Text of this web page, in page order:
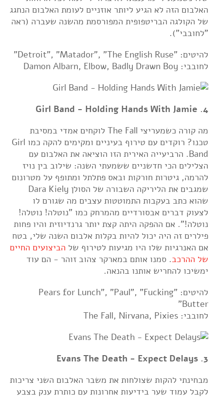
האלבום הזה לא הגיע ליותר אוזניים לעומת האלבום הנחגג
של הקולגה הבריטפופית המפורסמת מהשנה שעברה (ראה
"לחובבי").
להיטים: "Detroit", "Matador", "The English Ruse"
לחובבי: Damon Albarn, Elbow, Badly Drawn Boy
4. Girl Band - Holding Hands With Jamie
מה קורה כשמעריצי The Fall לוקחים אמדי במסיבת
טכנו? רוקדים עם טירוף בעיניים ומקימים להקה כמו Girl
Band. הרביעייה האירית הזו הוציאה את האלבום עם
הצלילים הכי חדשניים ששמעתי השנה: שילוב בין נויז
להרמה, גיטרות חורקות ובאס פתלתל ומתופף על מטרונום
שמגבים את הליריקה השבורה של הסולן Dara Kiely
שהוא כתב בעקבות התמוטטות עצבים מה שגורם לו
לצעוק דברים אבסורדיים מהמרחק כמו "נוטלה! נוטלה!
נוטלה!". אם ההפקה היתה קצת יותר גרנדיוזית והיו פחות
פילרים זה היה יכול להיות בקלות אלבום השנה שלי, בטח
אם האנרגיות שלו היו מגיעות לטירוף של הביצועים החיים
של ההרכב. סמנו אותם במארקר צהוב זוהר - הם עוד
ימשיכו להחריש אותנו בהנאה.
להיטים: "Pears for Lunch", "Paul", "Fucking
Butter"
לחובבי: The Fall, Nirvana, Pixies
3. Evans The Death - Expect Delays
מבחינתי להקות שצולחות את משבר האלבום השני צריכות
לקבל עמוד שער בידיעות אחרונות עם כותרת ענק בצבע